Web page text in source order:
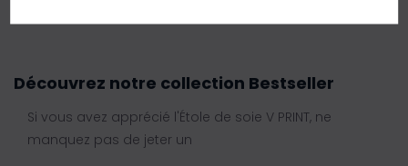
Découvrez notre collection Bestseller
Si vous avez apprécié l'Étole de soie V PRINT, ne
manquez pas de jeter un